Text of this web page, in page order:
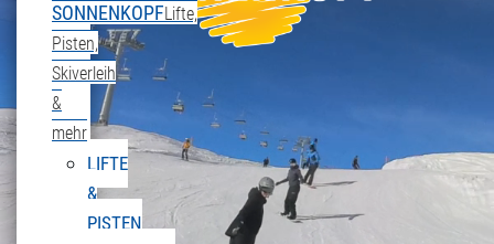
SONNENKOPFLifte,
Pisten,
Skiverleih
&
mehr
LIFTE
&
PISTEN